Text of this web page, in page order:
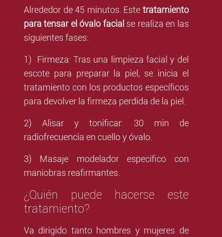
Alrededor de 45 minutos. Este tratamiento
para tensar el óvalo facial se realiza en las
siguientes fases:
1) Firmeza: Tras una limpieza facial y del
escote para preparar la piel, se inicia el
tratamiento con los productos específicos
para devolver la firmeza perdida de la piel.
2) Alisar y tonificar: 30 min de
radiofrecuencia en cuello y óvalo.
3) Masaje modelador especifico con
maniobras reafirmantes.
¿Quién puede hacerse este
tratamiento?
Va dirigido tanto hombres y mujeres de